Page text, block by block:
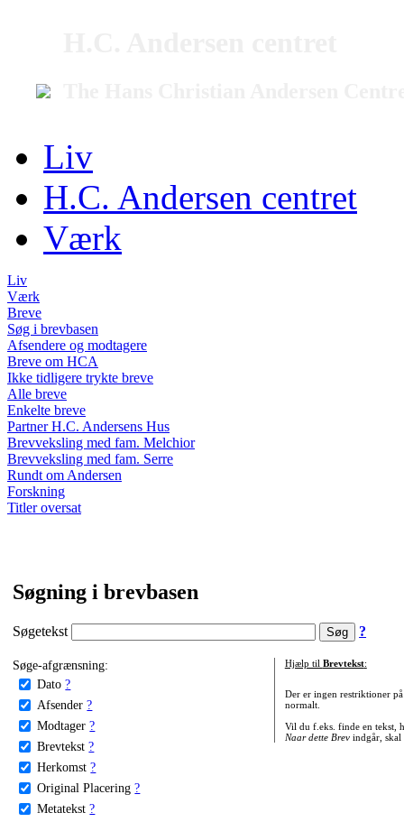
Liv
H.C. Andersen centret
Værk
Liv
Værk
Breve
Søg i brevbasen
Afsendere og modtagere
Breve om HCA
Ikke tidligere trykte breve
Alle breve
Enkelte breve
Partner H.C. Andersens Hus
Brevveksling med fam. Melchior
Brevveksling med fam. Serre
Rundt om Andersen
Forskning
Titler oversat
Søgning i brevbasen
Søgetekst ?
Søge-afgrænsning:
Dato ?
Afsender ?
Modtager ?
Brevtekst ?
Herkomst ?
Original Placering ?
Metatekst ?
Hjælp til Brevtekst:
Der er ingen restriktioner
normalt.
Vil du f.eks. finde en tekst,
Naar dette Brevindgår, skal